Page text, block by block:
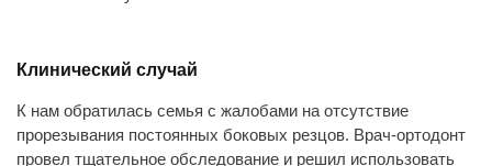
Клинический случай
К нам обратилась семья с жалобами на отсутствие
прорезывания постоянных боковых резцов. Врач-ортодонт
провел тщательное обследование и решил использовать